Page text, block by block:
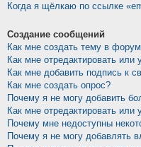
Когда я щёлкаю по ссылке
Создание сообщений
Как мне создать тему в
Как мне отредактировать или
Как мне добавить подпись к
Как мне создать опрос?
Почему я не могу добавить
Как мне отредактировать или
Почему мне недоступны
Почему я не могу добавлять